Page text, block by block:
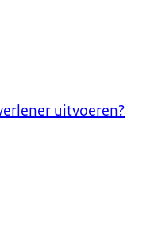
uitvoeren?